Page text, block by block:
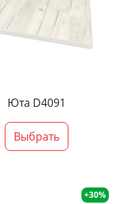
Юта D4091
Выбрать
+30%